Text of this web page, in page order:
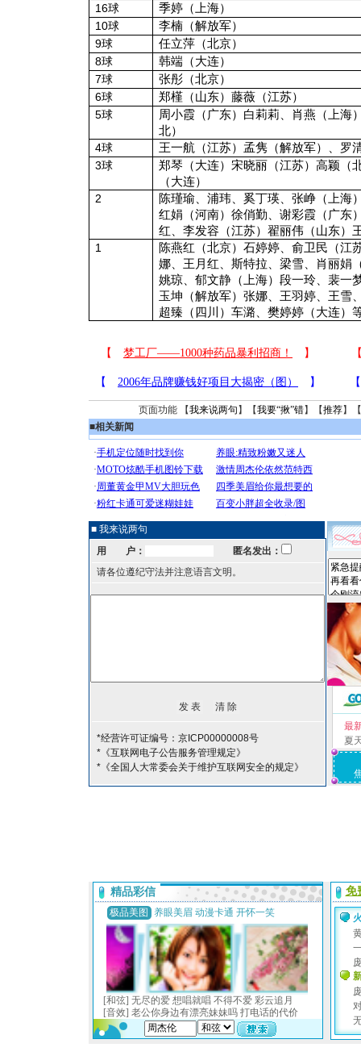
16球 季婷（上海）
10球 李楠（解放军）
9球 任立萍（北京）
8球 韩端（大连）
7球 张彤（北京）
6球 郑槿（山东）藤薇（江苏）
5球
周小霞（广东）白莉莉、肖燕（上海
北）
4球 王一航（江苏）孟隽（解放军）、罗
3球
郑琴（大连）宋晓丽（江苏）高颖（
（大连）
2
陈瑾瑜、浦玮、奚丁瑛、张峥（上海
红娟（河南）徐俏勤、谢彩霞（广东
红、李发容（江苏）翟丽伟（山东）
1
陈燕红（北京）石婷婷、俞卫民（江
娜、王月红、斯特拉、梁雪、肖丽娟
姚琼、郁文静（上海）段一玲、裴一
玉坤（解放军）张娜、王羽婷、王雪
超臻（四川）车潞、樊婷婷（大连）
页面功能 【我来说两句 】【我要“揪”错】【推荐】
■相关新闻
■ 我来说两句
用 户：
匿名发出：
请各位遵纪守法并注意语言文明。
*经营许可证编号：京ICP00000008号
*《互联网电子公告服务管理规定》
*《全国人大常委会关于维护互联网安全的规定》
最
夏